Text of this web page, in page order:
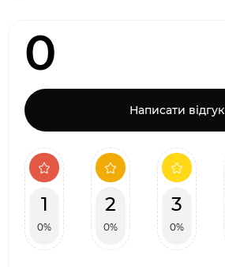
0
Написати відгук
1
0%
2
0%
3
0%